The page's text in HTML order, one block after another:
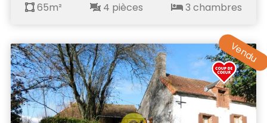
65m² 4 pièces 3 chambres
Vendu